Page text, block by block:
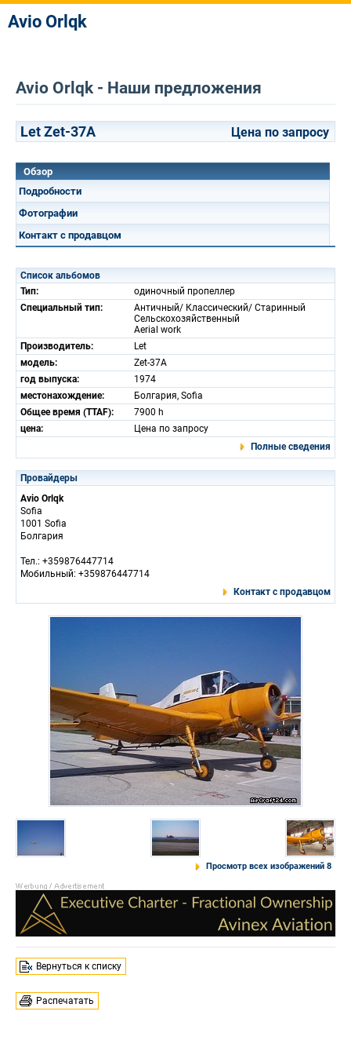
Avio Orlqk
Avio Orlqk - Наши предложения
Let Zet-37A Цена по запросу
Обзор
Подробности
Фотографии
Контакт с продавцом
Список альбомов
Тип:
одиночный пропеллер
Специальный тип:
Античный/ Классический/ Старинный
Cельскохозяйственный
Aerial work
Производитель:
Let
модель:
Zet-37A
год выпуска:
1974
местонахождение:
Болгария, Sofia
Общее время (TTAF):
7900 h
цена:
Цена по запросу
Полные сведения
Провайдеры
Avio Orlqk
Sofia
1001 Sofia
Болгария
Тел.: +359876447714
Мобильный: +359876447714
Контакт с продавцом
Просмотр всех изображений 8
Вернуться к списку
Распечатать